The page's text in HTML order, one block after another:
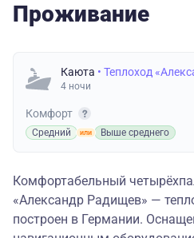
Проживание
Каюта • Теплоход
4 ночи
Комфорт
Средний Выше среднего
Комфортабельный
«Александр Радищев» —
построен в Германии.